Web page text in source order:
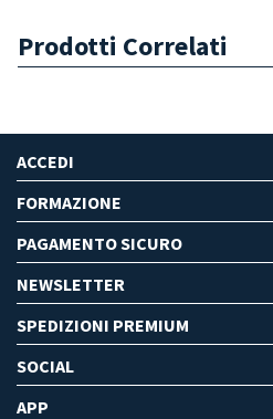
Prodotti Correlati
ACCEDI
FORMAZIONE
PAGAMENTO SICURO
NEWSLETTER
SPEDIZIONI PREMIUM
SOCIAL
APP